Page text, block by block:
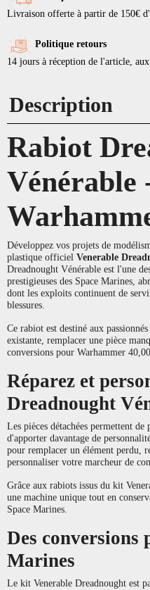
Livraison offerte à partir de 150€
Politique retours
14 jours à réception de l'article,
Description
Rabiot
Vénérable
Développez vos projets de
plastique officiel Venerable
Dreadnought Vénérable est l'une
prestigieuses des Space Marines,
dont les exploits continuent de
blessures.
Ce rabiot est destiné aux
existante, remplacer une pièce
conversions pour Warhammer
Réparez et
Dreadnought
Les pièces détachées permettent
d'apporter davantage de
pour remplacer un élément perdu,
personnaliser votre marcheur de
Grâce aux rabiots issus du kit
une machine unique tout en
Space Marines.
Des conversions
Marines
Le kit Venerable Dreadnought est